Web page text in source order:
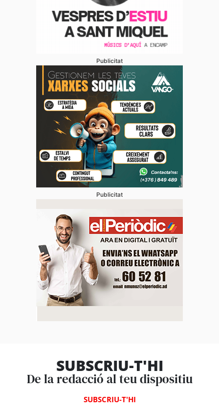
Publicitat
Publicitat
SUBSCRIU-T'HI
De la redacció al teu dispositiu
SUBSCRIU-T'HI